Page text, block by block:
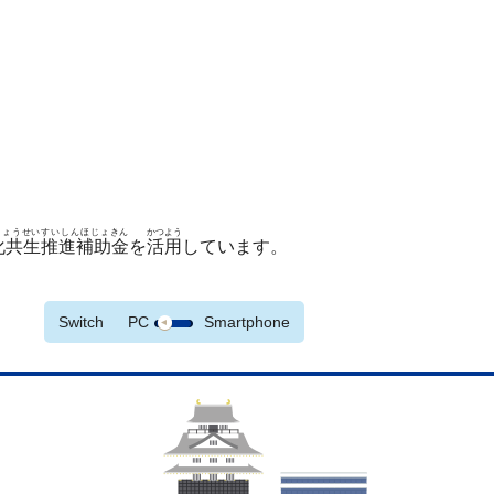
共生推進補助金
うせいすいしんほじょきん
を活用
かつよう
しています。
Switch PC Smartphone